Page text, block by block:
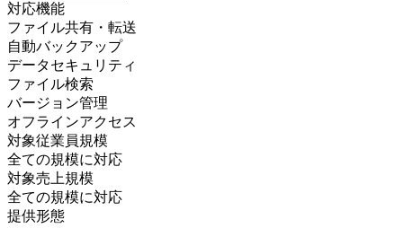
対応機能
ファイル共有・転送
自動バックアップ
データセキュリティ
ファイル検索
バージョン管理
オフラインアクセス
対象従業員規模
全ての規模に対応
対象売上規模
全ての規模に対応
提供形態